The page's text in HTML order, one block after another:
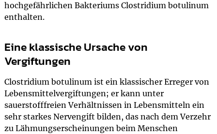
hochgefährlichen Bakteriums Clostridium botulinum
enthalten.
Eine klassische Ursache von
Vergiftungen
Clostridium botulinum ist ein klassischer Erreger von
Lebensmittelvergiftungen; er kann unter
sauerstofffreien Verhältnissen in Lebensmitteln ein
sehr starkes Nervengift bilden, das nach dem Verzehr
zu Lähmungserscheinungen beim Menschen